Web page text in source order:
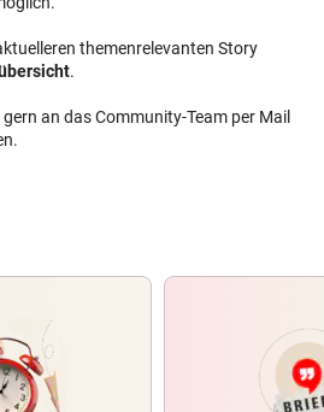
themenrelevanten Story
.
an das Community-Team per Mail